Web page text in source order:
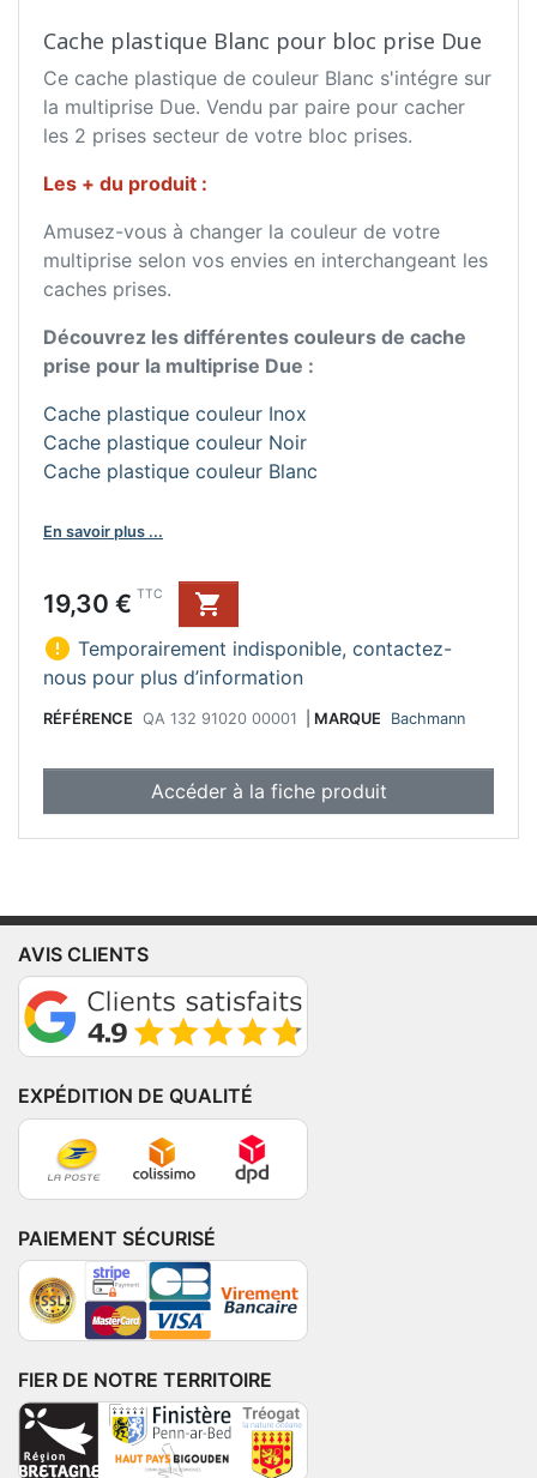
Cache plastique Blanc pour bloc prise Due
Ce cache plastique de couleur Blanc s'intégre sur
la multiprise Due. Vendu par paire pour cacher
les 2 prises secteur de votre bloc prises.
Les + du produit :
Amusez-vous à changer la couleur de votre
multiprise selon vos envies en interchangeant les
caches prises.
Découvrez les différentes couleurs de cache
prise pour la multiprise Due :
Cache plastique couleur Inox
Cache plastique couleur Noir
Cache plastique couleur Blanc
En savoir plus ...
Prix
19,30 € TTC

 Temporairement indisponible, contactez-
nous pour plus d’information
RÉFÉRENCE QA 132 91020 00001 MARQUE Bachmann
Accéder à la fiche produit
AVIS CLIENTS
EXPÉDITION DE QUALITÉ
PAIEMENT SÉCURISÉ
FIER DE NOTRE TERRITOIRE